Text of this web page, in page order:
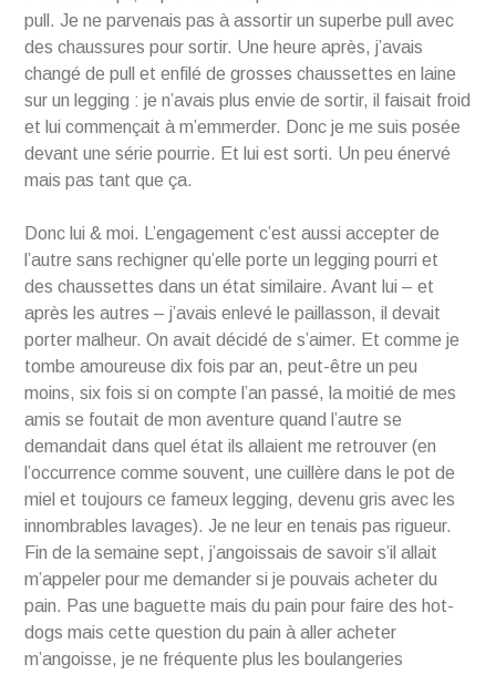
pull. Je ne parvenais pas à assortir un superbe pull avec
des chaussures pour sortir. Une heure après, j’avais
changé de pull et enfilé de grosses chaussettes en laine
sur un legging : je n’avais plus envie de sortir, il faisait froid
et lui commençait à m’emmerder. Donc je me suis posée
devant une série pourrie. Et lui est sorti. Un peu énervé
mais pas tant que ça.
Donc lui & moi. L’engagement c’est aussi accepter de
l’autre sans rechigner qu’elle porte un legging pourri et
des chaussettes dans un état similaire. Avant lui – et
après les autres – j’avais enlevé le paillasson, il devait
porter malheur. On avait décidé de s’aimer. Et comme je
tombe amoureuse dix fois par an, peut-être un peu
moins, six fois si on compte l’an passé, la moitié de mes
amis se foutait de mon aventure quand l’autre se
demandait dans quel état ils allaient me retrouver (en
l’occurrence comme souvent, une cuillère dans le pot de
miel et toujours ce fameux legging, devenu gris avec les
innombrables lavages). Je ne leur en tenais pas rigueur.
Fin de la semaine sept, j’angoissais de savoir s’il allait
m’appeler pour me demander si je pouvais acheter du
pain. Pas une baguette mais du pain pour faire des hot-
dogs mais cette question du pain à aller acheter
m’angoisse, je ne fréquente plus les boulangeries